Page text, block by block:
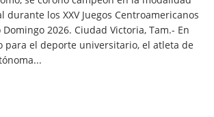
los XXV Juegos Centroamericanos
2026. Ciudad Victoria, Tam.- En
para el deporte universitario, el atleta de